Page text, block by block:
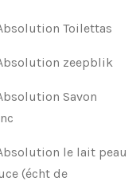
Toilettas
zeepblik
Savon
le lait peau
(écht de